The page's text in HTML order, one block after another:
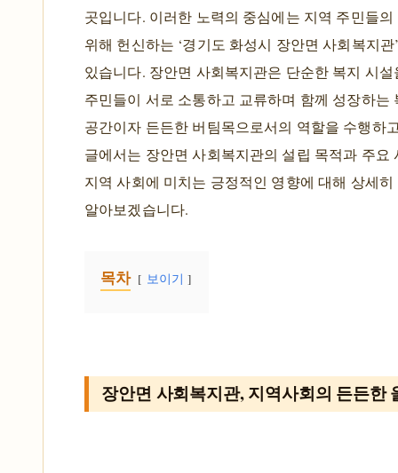
곳입니다. 이러한 노력의 중심에는 지역 주민들
위해 헌신하는 ‘경기도 화성시 장안면 사회복지관
있습니다. 장안면 사회복지관은 단순한 복지 시
주민들이 서로 소통하고 교류하며 함께 성장하는
공간이자 든든한 버팀목으로서의 역할을 수행하
글에서는 장안면 사회복지관의 설립 목적과 주요
지역 사회에 미치는 긍정적인 영향에 대해 상세히
알아보겠습니다.
목차 보이기
장안면 사회복지관, 지역사회의 든든한